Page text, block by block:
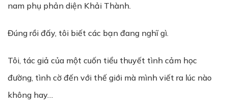
nam phụ phản diện Khải Thành.
Đúng rồi đấy, tôi biết các bạn đang nghĩ gì.
Tôi, tác giả của một cuốn tiểu thuyết tình cảm học
đường, tình cờ đến với thế giới mà mình viết ra lúc nào
không hay…